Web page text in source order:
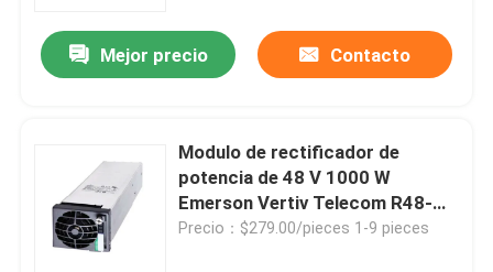
Mejor precio Contacto
Modulo de rectificador de
potencia de 48 V 1000 W
Emerson Vertiv Telecom R48-
1000e3 R48-1000e
Precio：$279.00/pieces 1-9 pieces